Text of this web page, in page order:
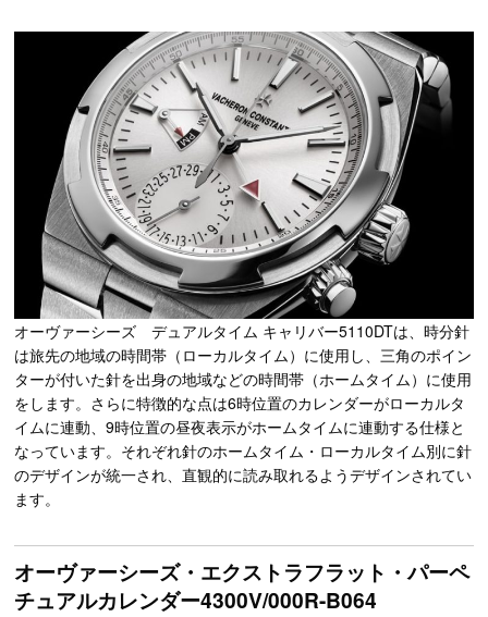
オーヴァーシーズ デュアルタイム キャリバー5110DTは、時分針
は旅先の地域の時間帯（ローカルタイム）に使用し、三角のポイン
ターが付いた針を出身の地域などの時間帯（ホームタイム）に使用
をします。さらに特徴的な点は6時位置のカレンダーがローカルタ
イムに連動、9時位置の昼夜表示がホームタイムに連動する仕様と
なっています。それぞれ針のホームタイム・ローカルタイム別に針
のデザインが統一され、直観的に読み取れるようデザインされてい
ます。
オーヴァーシーズ・エクストラフラット・パーペ
チュアルカレンダー4300V/000R-B064